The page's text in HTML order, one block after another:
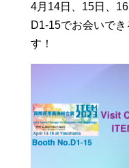
4月14日、15日、
D1-15でお会いで
す！